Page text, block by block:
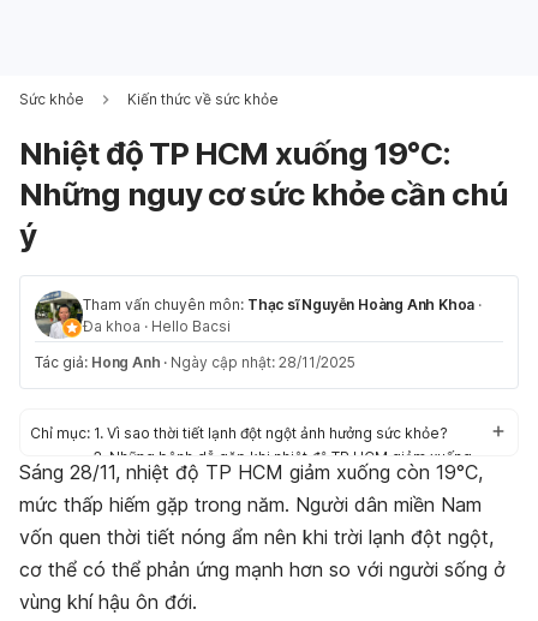
Sức khỏe Kiến thức về sức khỏe
Nhiệt độ TP HCM xuống 19°C:
Những nguy cơ sức khỏe cần chú
ý
Tham vấn chuyên môn: Thạc sĩ Nguyễn Hoàng Anh Khoa ·
Đa khoa · Hello Bacsi
Tác giả: Hong Anh · Ngày cập nhật: 28/11/2025
Chỉ mục: 1. Vì sao thời tiết lạnh đột ngột ảnh hưởng sức khỏe?
2. Những bệnh dễ gặp khi nhiệt độ TP HCM giảm xuống
19°C
3. Làm sao bảo vệ sức khỏe khi nhiệt độ TP HCM giảm
xuống 19°C?
4. Khi nào cần gặp bác sĩ?
Kết luận
Sáng 28/11, nhiệt độ TP HCM giảm xuống còn 19°C,
mức thấp hiếm gặp trong năm. Người dân miền Nam
vốn quen thời tiết nóng ẩm nên khi trời lạnh đột ngột,
cơ thể có thể phản ứng mạnh hơn so với người sống ở
vùng khí hậu ôn đới.